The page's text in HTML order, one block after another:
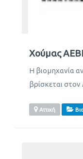
Χούμας
Η βιομηχανία
βρίσκεται
Αττική